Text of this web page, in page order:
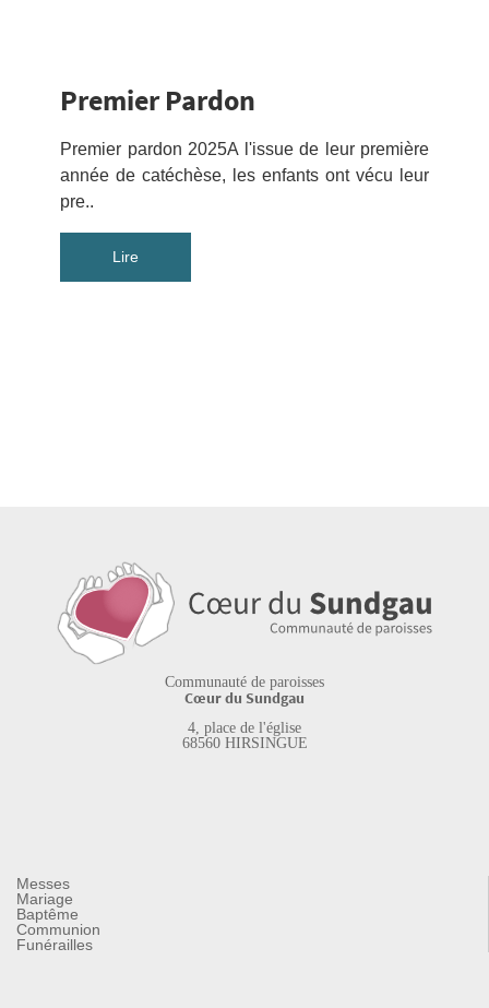
Premier Pardon
Premier pardon 2025A l'issue de leur première
année de catéchèse, les enfants ont vécu leur
pre..
Communauté de paroisses
Cœur du Sundgau
4, place de l'église
68560 HIRSINGUE
Messes
Mariage
Baptême
Communion
Funérailles